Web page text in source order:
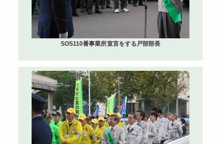
SOS110番事業所宣言をする戸部部長